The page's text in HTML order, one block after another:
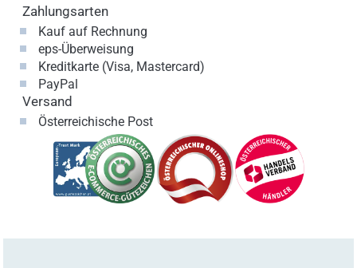
Zahlungsarten
Kauf auf Rechnung
eps-Überweisung
Kreditkarte (Visa, Mastercard)
PayPal
Versand
Österreichische Post